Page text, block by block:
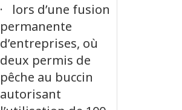
· lors d’une fusion
permanente
d’entreprises, où
deux permis de
pêche au buccin
autorisant